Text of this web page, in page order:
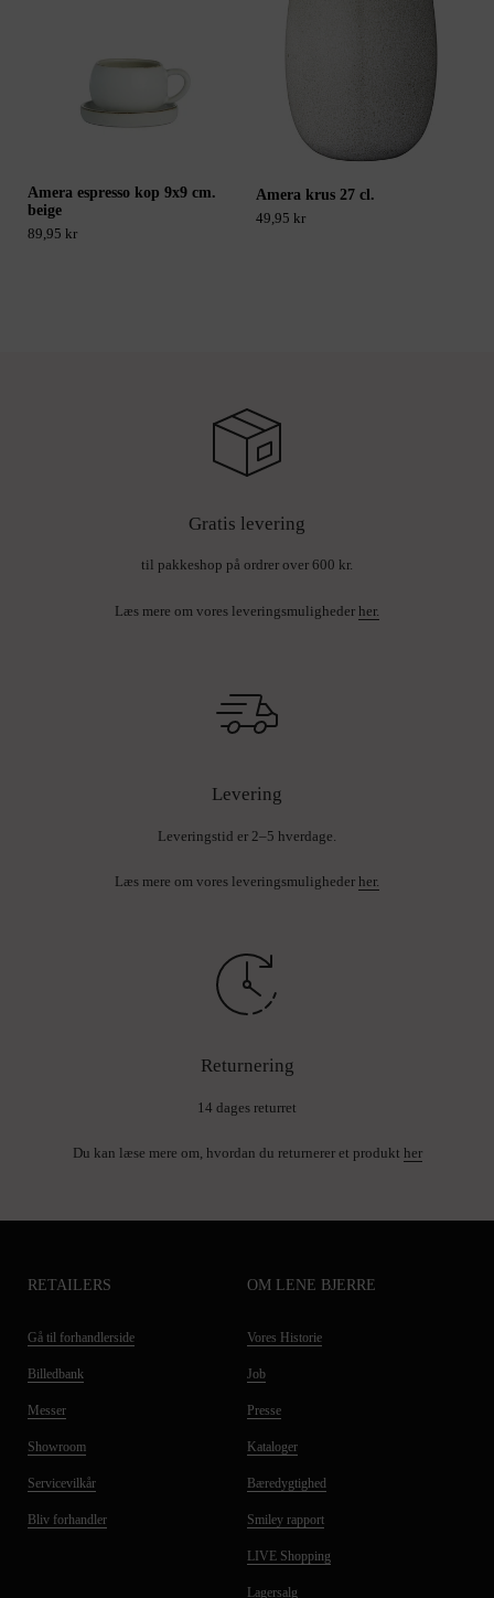
Amera espresso kop 9x9 cm.
beige
89,95 kr
Amera krus 27 cl.
49,95 kr
Gratis levering
til pakkeshop på ordrer over 600 kr.
Læs mere om vores leveringsmuligheder her.
Levering
Leveringstid er 2–5 hverdage.
Læs mere om vores leveringsmuligheder her.
Returnering
14 dages returret
Du kan læse mere om, hvordan du returnerer et produkt her
RETAILERS
Gå til forhandlerside
Billedbank
Messer
Showroom
Servicevilkår
Bliv forhandler
OM LENE BJERRE
Vores Historie
Job
Presse
Kataloger
Bæredygtighed
Smiley rapport
LIVE Shopping
Lagersalg